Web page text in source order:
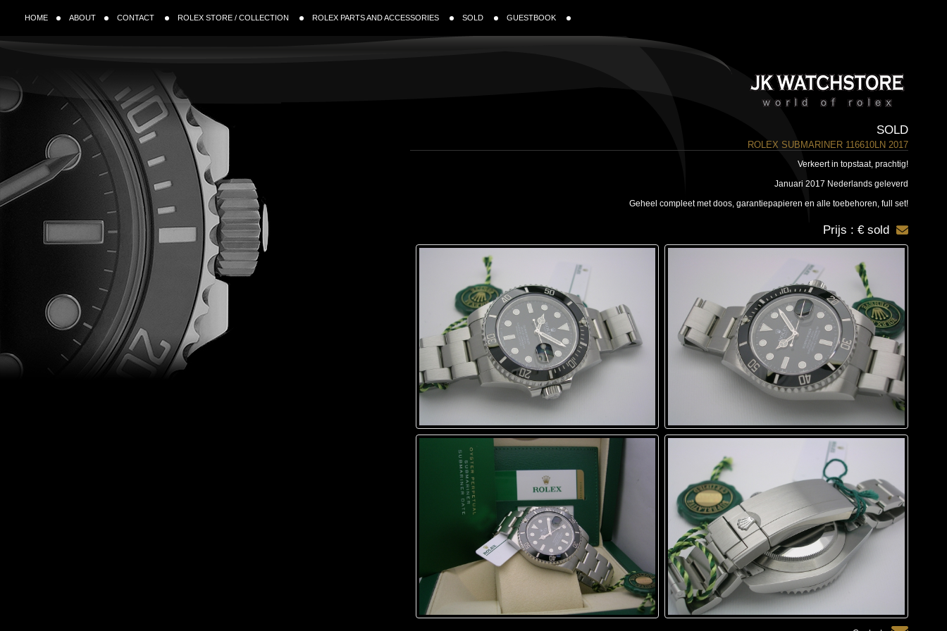
HOME ABOUT CONTACT ROLEX STORE / COLLECTION ROLEX PARTS AND ACCESSORIES SOLD GUESTBOOK
SOLD
ROLEX SUBMARINER 116610LN 2017
Verkeert in topstaat, prachtig!
Januari 2017 Nederlands geleverd
Geheel compleet met doos, garantiepapieren en alle toebehoren, full set!
Prijs : € sold